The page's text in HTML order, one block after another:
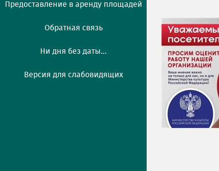
Предоставление в аренду площадей
Обратная связь
Ни дня без даты...
Версия для слабовидящих